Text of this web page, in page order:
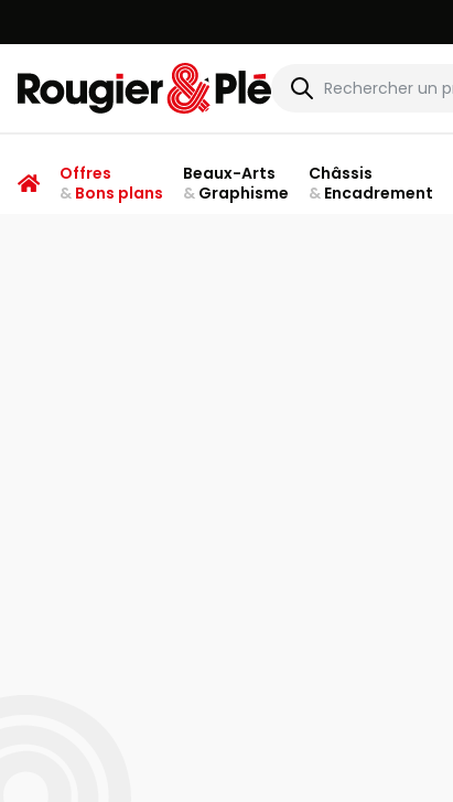
Rougier & Plé
Offres
&Bons plans
Beaux-Arts
&Graphisme
Châssis
&Encadrement